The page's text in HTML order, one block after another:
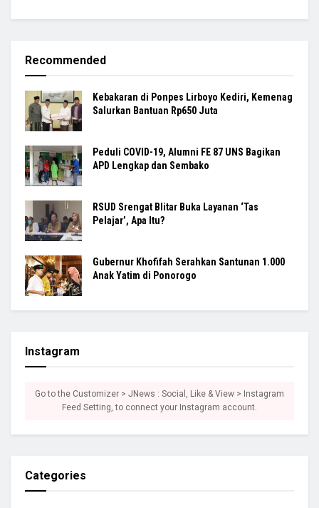
Recommended
Kebakaran di Ponpes Lirboyo Kediri, Kemenag
Salurkan Bantuan Rp650 Juta
Peduli COVID-19, Alumni FE 87 UNS Bagikan
APD Lengkap dan Sembako
RSUD Srengat Blitar Buka Layanan ‘Tas
Pelajar’, Apa Itu?
Gubernur Khofifah Serahkan Santunan 1.000
Anak Yatim di Ponorogo
Instagram
Go to the Customizer > JNews : Social, Like & View > Instagram
Feed Setting, to connect your Instagram account.
Categories